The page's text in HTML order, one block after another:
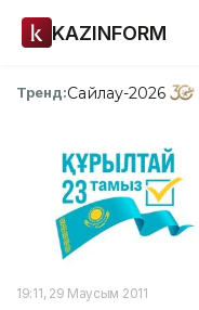
KAZINFORM
Тренд:Сайлау-2026
19:11, 29 Маусым 2011